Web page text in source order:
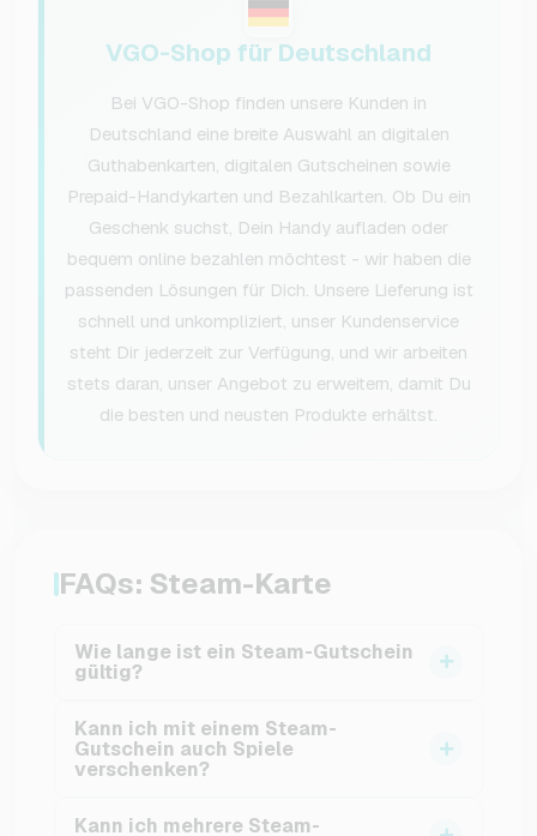
VGO-Shop für Deutschland
Bei VGO-Shop finden unsere Kunden in
Deutschland eine breite Auswahl an digitalen
Guthabenkarten, digitalen Gutscheinen sowie
Prepaid-Handykarten und Bezahlkarten. Ob Du ein
Geschenk suchst, Dein Handy aufladen oder
bequem online bezahlen möchtest - wir haben die
passenden Lösungen für Dich. Unsere Lieferung ist
schnell und unkompliziert, unser Kundenservice
steht Dir jederzeit zur Verfügung, und wir arbeiten
stets daran, unser Angebot zu erweitern, damit Du
die besten und neusten Produkte erhältst.
FAQs: Steam-Karte
Wie lange ist ein Steam-Gutschein
gültig?
Gutschein eingelöst hast, bleibt das Guthaben
unbegrenzt auf Deinem Steam-Konto
Kann ich mit einem Steam-
Gutschein auch Spiele
verschenken?
Kann ich mehrere Steam-